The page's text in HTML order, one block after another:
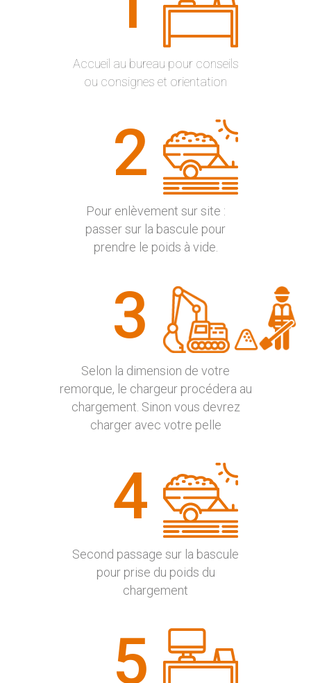
Accueil au bureau pour conseils
ou consignes et orientation
2
Pour enlèvement sur site :
passer sur la bascule pour
prendre le poids à vide.
3
Selon la dimension de votre
remorque, le chargeur procédera au
chargement. Sinon vous devrez
charger avec votre pelle
4
Second passage sur la bascule
pour prise du poids du
chargement
5